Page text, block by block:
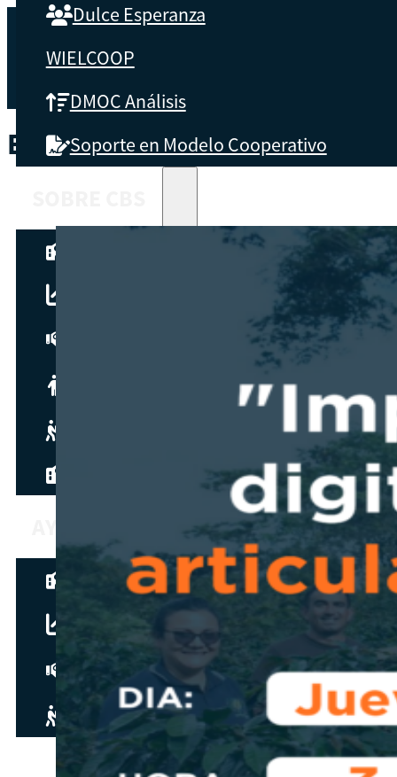
Dulce Esperanza
WIELCOOP
DMOC Análisis
Soporte en Modelo Cooperativo
Tour guiado
Recursos para estudiantes pronto
Guía del instructor pronto
Contacto
ETIQUETA:CUSCO